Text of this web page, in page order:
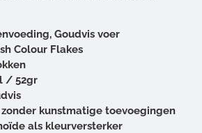
Goudvis voer
Colour Flakes
/ 52gr
kunstmatige toevoegingen
als kleurversterker